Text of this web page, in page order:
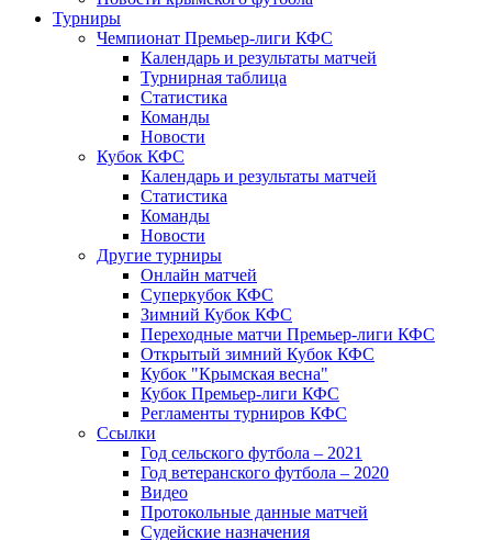
Турниры
Чемпионат Премьер-лиги КФС
Календарь и результаты матчей
Турнирная таблица
Статистика
Команды
Новости
Кубок КФС
Календарь и результаты матчей
Статистика
Команды
Новости
Другие турниры
Онлайн матчей
Суперкубок КФС
Зимний Кубок КФС
Переходные матчи Премьер-лиги КФС
Открытый зимний Кубок КФС
Кубок "Крымская весна"
Кубок Премьер-лиги КФС
Регламенты турниров КФС
Ссылки
Год сельского футбола – 2021
Год ветеранского футбола – 2020
Видео
Протокольные данные матчей
Судейские назначения